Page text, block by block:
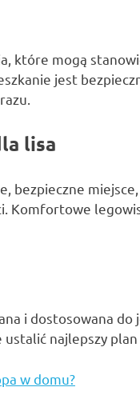
które mogą
jest
lisa
bezpieczne
Komfortowe
i dostosowana
najlepszy
w domu?